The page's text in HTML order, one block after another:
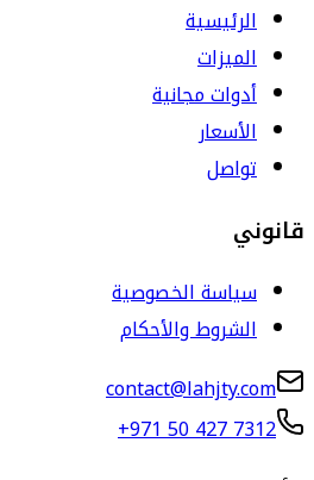
الرئيسية
الميزات
أدوات مجانية
الأسعار
تواصل
قانوني
سياسة الخصوصية
الشروط والأحكام
contact@lahjty.com
+971 50 427 7312